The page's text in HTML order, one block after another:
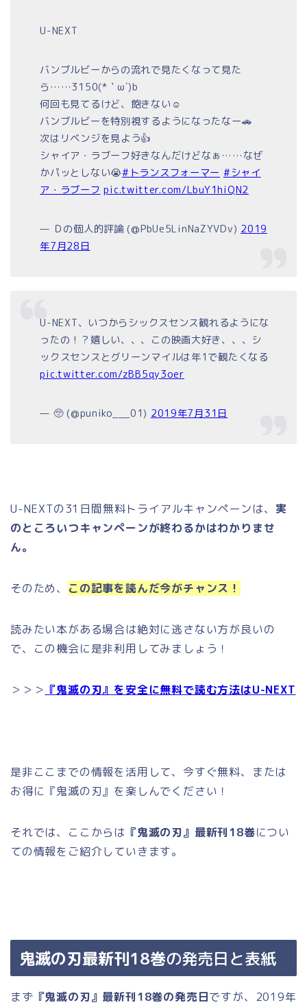
U-NEXT
バンブルビーからの流れで見たくなって見た
ら……3150(*｀ω´)b
何回も見てるけど、飽きない☺
バンブルビーを特別視するようになったなー🚗
次はリベンジを見よう👍
シャイア・ラブーフ好きなんだけどなぁ……なぜ
かパッとしない😭#トランスフォーマー #シャイ
ア・ラブーフ pic.twitter.com/LbuY1hiQN2
— Ｄの個人的評論 (@PbUe5LinNaZYVDv) 2019
年7月28日
U-NEXT、いつからシックスセンス観れるようにな
ったの！？嬉しい、、、この映画大好き、、、シ
ックスセンスとグリーンマイルは年1で観たくなる
pic.twitter.com/zBB5qy3oer
— 🥺 (@puniko___01) 2019年7月31日
U-NEXTの31日間無料トライアルキャンペーンは、 実
のところいつキャンペーンが終わるかはわかりませ
ん。
そのため、 この記事を読んだ今がチャンス！
読みたい本がある場合は絶対に逃さない方が良いの
で、この機会に是非利用してみましょう！
＞＞＞ 『鬼滅の刃』を安全に無料で読む方法はU-NEXT
是非ここまでの情報を活用して、今すぐ無料、または
お得に『鬼滅の刃』を楽しんでください！
それでは、ここからは 『鬼滅の刃』最新刊18巻につい
ての情報をご紹介していきます。
鬼滅の刃最新刊18巻の発売日と表紙
まず 『鬼滅の刃』最新刊18巻の発売日ですが、 2019年